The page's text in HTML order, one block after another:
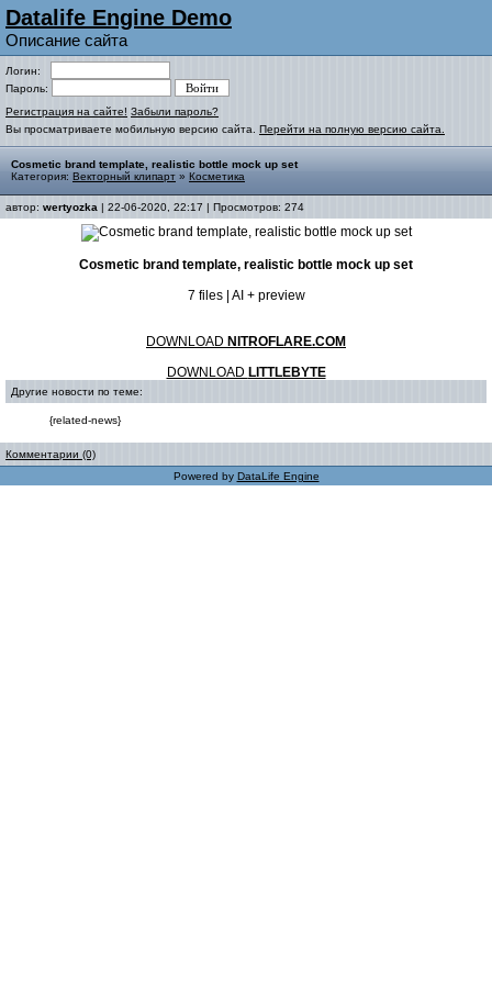
Datalife Engine Demo
Описание сайта
Логин:
Пароль:
Регистрация на сайте! Забыли пароль?
Вы просматриваете мобильную версию сайта. Перейти на полную версию сайта.
Cosmetic brand template, realistic bottle mock up set
Категория: Векторный клипарт » Косметика
автор: wertyozka | 22-06-2020, 22:17 | Просмотров: 274
Cosmetic brand template, realistic bottle mock up set
7 files | AI + preview
DOWNLOAD NITROFLARE.COM
DOWNLOAD LITTLEBYTE
Другие новости по теме:
{related-news}
Комментарии (0)
Powered by DataLife Engine